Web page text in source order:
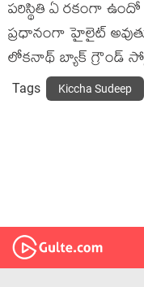
పరిస్థితి ఏ రకంగా ఉందో
ప్రధానంగా హైలైట్
లోకనాథ్ బ్యాక్ గ్రౌండ్
Tags Kiccha Sudeep